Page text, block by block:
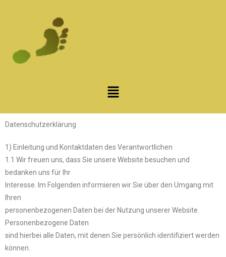
Datenschutzerklärung
1) Einleitung und Kontaktdaten des Verantwortlichen
1.1 Wir freuen uns, dass Sie unsere Website besuchen und
bedanken uns für Ihr
Interesse. Im Folgenden informieren wir Sie über den Umgang mit
Ihren
personenbezogenen Daten bei der Nutzung unserer Website.
Personenbezogene Daten
sind hierbei alle Daten, mit denen Sie persönlich identifiziert werden
können.